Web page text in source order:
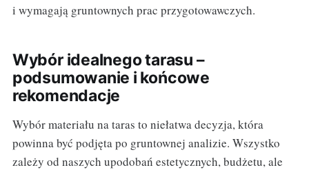
i wymagają gruntownych prac przygotowawczych.
Wybór idealnego tarasu –
podsumowanie i końcowe
rekomendacje
Wybór materiału na taras to niełatwa decyzja, która
powinna być podjęta po gruntownej analizie. Wszystko
zależy od naszych upodobań estetycznych, budżetu, ale